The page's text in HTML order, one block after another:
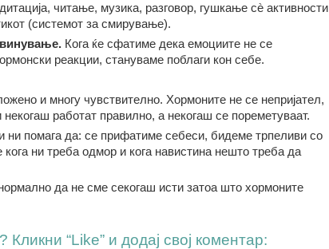
читање, музика, разговор, гушкање сè активности
(системот за смирување).
. Кога ќе сфатиме дека емоциите не се
реакции, стануваме поблаги кон себе.
и многу чувствително. Хормоните не се непријател,
некогаш работат правилно, а некогаш се пореметуваат.
ни помага да: се прифатиме себеси, бидеме трпеливи со
ни треба одмор и кога навистина нешто треба да
да не сме секогаш исти затоа што хормоните
Кликни “Like” и додај свој коментар: